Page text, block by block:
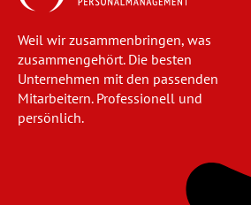
Weil wir zusammenbringen, was
zusammengehört. Die besten
Unternehmen mit den passenden
Mitarbeitern. Professionell und
persönlich.